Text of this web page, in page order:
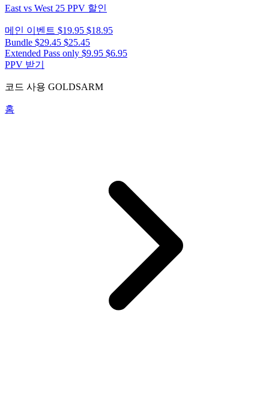
East vs West 25 PPV 할인
메인 이벤트 $19.95 $18.95
Bundle $29.45 $25.45
Extended Pass only $9.95 $6.95
PPV 받기
코드 사용 GOLDSARM
홈